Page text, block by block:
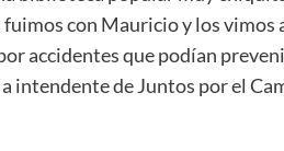
con Mauricio y los vimos
accidentes que podían
intendente de Juntos por el